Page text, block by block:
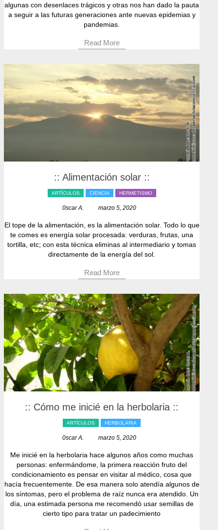
algunas con desenlaces trágicos y otras nos han dado la pauta
a seguir a las futuras generaciones ante nuevas epidemias y
pandemias.
Read More
:: Alimentación solar ::
ARTÍCULOS CIENCIA HERMETISMO
0scar A. marzo 5, 2020
El tope de la alimentación, es la alimentación solar. Todo lo que
te comes es energía solar procesada: verduras, frutas, una
tortilla, etc; con esta técnica eliminas al intermediario y tomas
directamente de la energía del sol.
Read More
:: Cómo me inicié en la herbolaria ::
ARTÍCULOS HERBOLARIA
0scar A. marzo 5, 2020
Me inicié en la herbolaria hace algunos años como muchas
personas: enfermándome, la primera reacción fruto del
condicionamiento es pensar en visitar al médico, cosa que
hacía frecuentemente. De esa manera solo atendía algunos de
los síntomas, pero el problema de raíz nunca era atendido. Un
día, una estimada persona me recomendó usar semillas de
cierto tipo para tratar un padecimiento